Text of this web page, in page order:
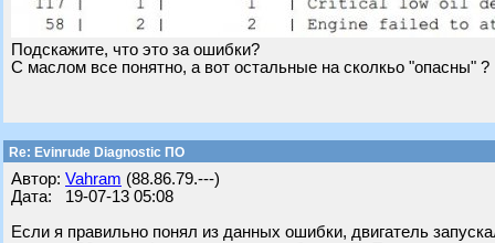
Подскажите, что это за ошибки?
С маслом все понятно, а вот остальные на сколкьо "опасны" ?
Re: Evinrude Diagnostic ПО
Автор: Vahram (88.86.79.---)
Дата: 19-07-13 05:08
Если я правильно понял из данных ошибки, двигатель